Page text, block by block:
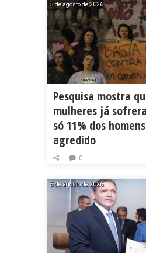
5 de agosto de 2026
Pesquisa mostra
mulheres já
só 11% dos
agredido
0
5 de agosto de 2026